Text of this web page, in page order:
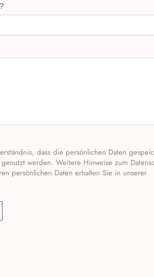
werden. Weitere Hinweise zum
persönlichen Daten erhalten Sie in unserer